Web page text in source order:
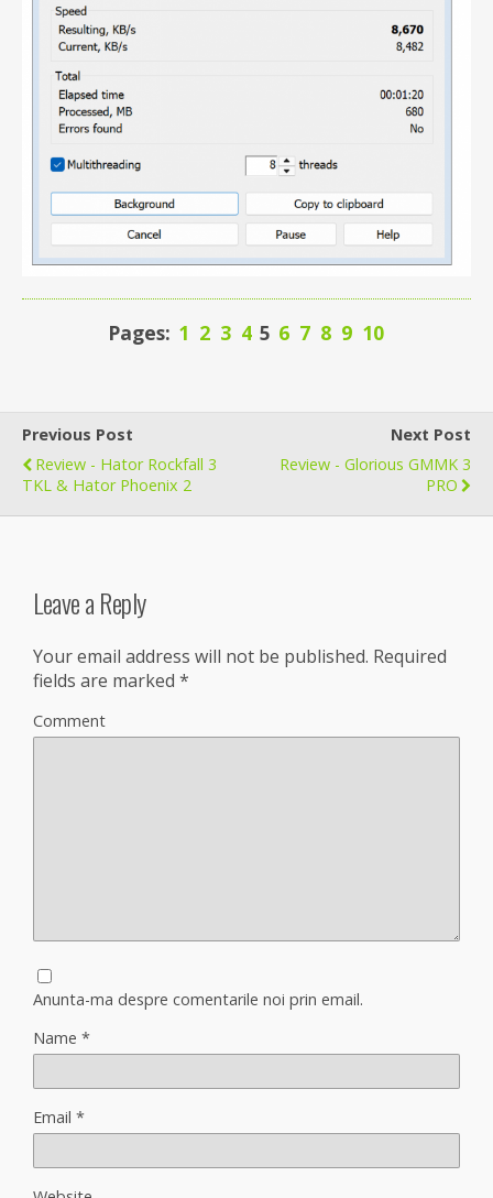
Pages: 1 2 3 4 5 6 7 8 9 10
Previous Post
Review - Hator Rockfall 3
TKL & Hator Phoenix 2
Next Post
Review - Glorious GMMK 3
PRO
Leave a Reply
Your email address will not be published. Required
fields are marked *
Comment
Anunta-ma despre comentarile noi prin email.
Name *
Email *